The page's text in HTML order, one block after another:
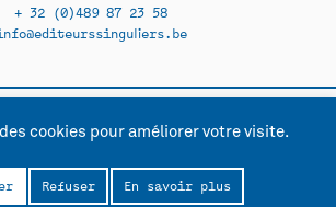
+ 32 (0)489 87 23 58
Instagram →
Politique de confidentialité
cookies pour améliorer votre visite.
Refuser En savoir plus